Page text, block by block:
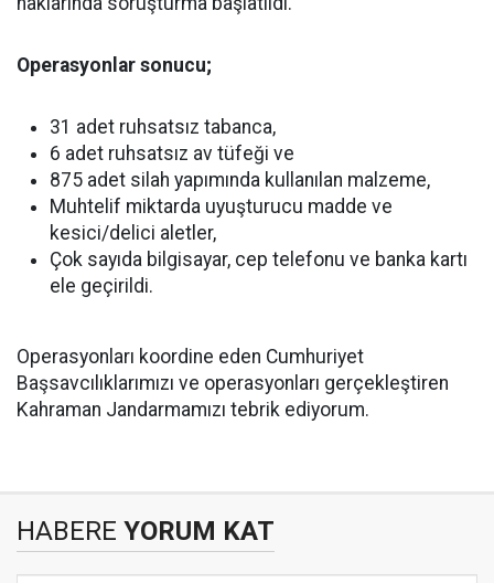
Operasyonlar sonucu;
31 adet ruhsatsız tabanca,
6 adet ruhsatsız av tüfeği ve
875 adet silah yapımında kullanılan malzeme,
Muhtelif miktarda uyuşturucu madde ve
kesici/delici aletler,
Çok sayıda bilgisayar, cep telefonu ve banka kartı
ele geçirildi.
Operasyonları koordine eden Cumhuriyet
Başsavcılıklarımızı ve operasyonları gerçekleştiren
Kahraman Jandarmamızı tebrik ediyorum.
HABERE YORUM KAT